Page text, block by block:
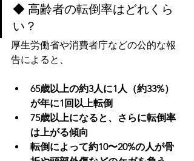
◆ 高齢者の転倒率はどれくら
い？
厚生労働省や消費者庁などの公的な報
告によると、
65歳以上の約3人に1人（約33%）
が年に1回以上転倒
75歳以上になると、さらに転倒率
は上がる傾向
転倒によって約10〜20%の人が骨